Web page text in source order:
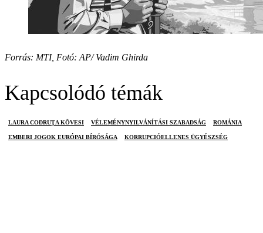
Forrás: MTI, Fotó: AP/ Vadim Ghirda
Kapcsolódó témák
LAURA CODRUŢA KÖVESI VÉLEMÉNYNYILVÁNÍTÁSI SZABADSÁG ROMÁNIA
EMBERI JOGOK EURÓPAI BÍRÓSÁGA KORRUPCIÓELLENES ÜGYÉSZSÉG